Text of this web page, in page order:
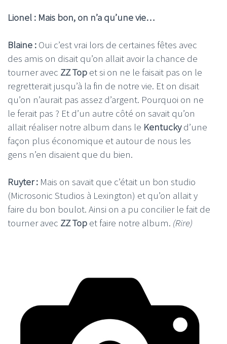
Lionel : Mais bon, on n’a qu’une vie…
Blaine : Oui c’est vrai lors de certaines fêtes avec
des amis on disait qu’on allait avoir la chance de
tourner avec ZZ Top et si on ne le faisait pas on le
regretterait jusqu’à la fin de notre vie. Et on disait
qu’on n’aurait pas assez d’argent. Pourquoi on ne
le ferait pas ? Et d’un autre côté on savait qu’on
allait réaliser notre album dans le Kentuckyd’une
façon plus économique et autour de nous les
gens n’en disaient que du bien.
Ruyter : Mais on savait que c’était un bon studio
(Microsonic Studios à Lexington) et qu’on allait y
faire du bon boulot. Ainsi on a pu concilier le fait de
tourner avec ZZ Top et faire notre album. (Rire)